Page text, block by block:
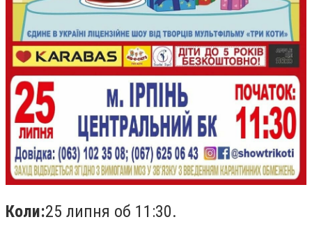
Коли:25 липня об 11:30.